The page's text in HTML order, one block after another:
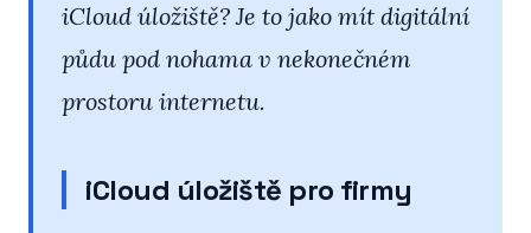
iCloud úložiště? Je to jako mít digitální
půdu pod nohama v nekonečném
prostoru internetu.
iCloud úložiště pro firmy